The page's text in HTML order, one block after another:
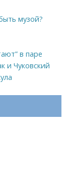
музой?
в паре
и Чуковский